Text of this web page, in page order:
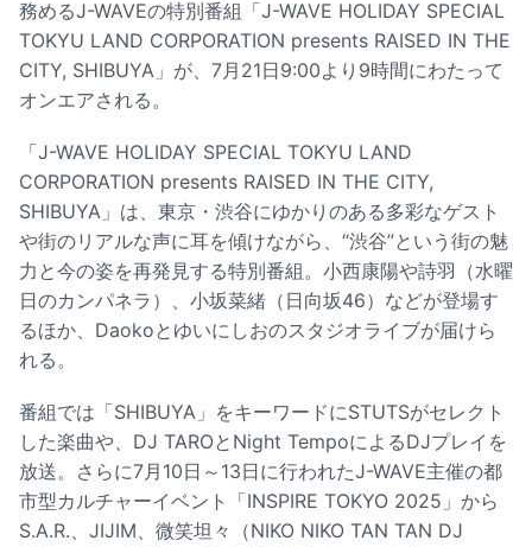
務めるJ-WAVEの特別番組「J-WAVE HOLIDAY SPECIAL
TOKYU LAND CORPORATION presents RAISED IN THE
CITY, SHIBUYA」が、7月21日9:00より9時間にわたって
オンエアされる。
「J-WAVE HOLIDAY SPECIAL TOKYU LAND
CORPORATION presents RAISED IN THE CITY,
SHIBUYA」は、東京・渋谷にゆかりのある多彩なゲスト
や街のリアルな声に耳を傾けながら、“渋谷”という街の魅
力と今の姿を再発見する特別番組。小西康陽や詩羽（水曜
日のカンパネラ）、小坂菜緒（日向坂46）などが登場す
るほか、Daokoとゆいにしおのスタジオライブが届けら
れる。
番組では「SHIBUYA」をキーワードにSTUTSがセレクト
した楽曲や、DJ TAROとNight TempoによるDJプレイを
放送。さらに7月10日～13日に行われたJ-WAVE主催の都
市型カルチャーイベント「INSPIRE TOKYO 2025」から
S.A.R.、JIJIM、微笑坦々（NIKO NIKO TAN TAN DJ